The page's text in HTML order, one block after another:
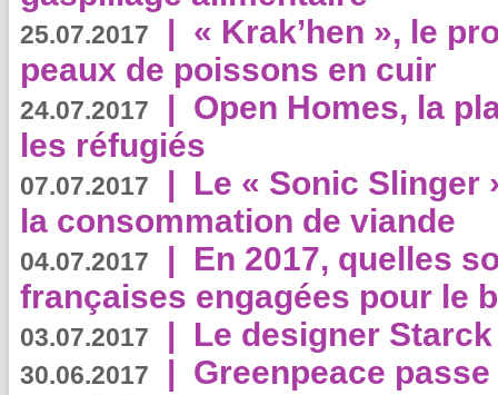
25.07.2017 | « Krak’hen », le
peaux de poissons en cuir
24.07.2017 | Open Homes, la
les réfugiés
07.07.2017 | Le « Sonic Slinger
la consommation de viande
04.07.2017 | En 2017, quelles
françaises engagées pour le
03.07.2017 | Le designer
30.06.2017 | Greenpeace